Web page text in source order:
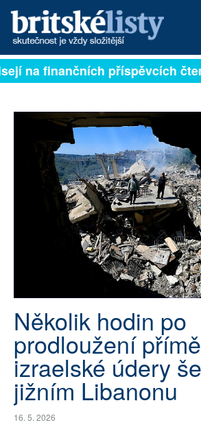
PŘIHLÁSIT
ROZHOVORY
NEJČTENĚJŠÍ ZA 7 DNÍ
SOCIÁLNÍ SÍTĚ
RUBRIKY
PLNÁ VERZE STRÁNEK
na finančních příspěvcích
Několik hodin po
prodloužení
izraelské údery
jižním Libanonu
16. 5. 2026